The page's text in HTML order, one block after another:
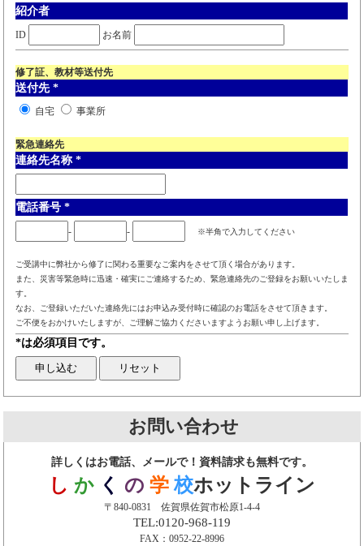
紹介者
ID お名前
修了証、教材等送付先
送付先 *
自宅 事業所
緊急連絡先
連絡先名称 *
電話番号 *
- - ※半角で入力してください
ご受講中に弊社から修了に関わる重要なご案内をさせて頂く場合があります。
また、災害等緊急時に迅速・確実にご連絡するため、緊急連絡先のご登録をお願いいたしま
す。
なお、ご登録いただいた連絡先にはお申込み受付時に確認のお電話をさせて頂きます。
ご不便をおかけいたしますが、ご理解ご協力くださいますようお願い申し上げます。
*は必須項目です。
お問い合わせ
詳しくはお電話、メールで！資料請求も無料です。
し か く の 学 校ホットライン
〒840-0831 佐賀県佐賀市松原1-4-4
TEL:0120-968-119
FAX：0952-22-8996